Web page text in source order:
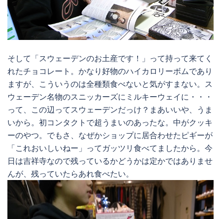
そして「スウェーデンのお土産です！」って持って来てく
れたチョコレート。かなり好物のハイカロリーボムであり
ますが、こういうのは全種類食べないと気がすまない。ス
ウェーデン名物のスニッカーズにミルキーウェイに・・・
って、この辺ってスウェーデンだっけ？まあいいや、うま
いから。初コンタクトで超うまいのあったな。中がクッキ
ーのやつ。でもさ、なぜかショップに居合わせたピギーが
「これおいしいねー」ってガッツリ食べてましたから。今
日は吉祥寺なので残っているかどうかは定かではありませ
んが、残っていたらあれ食べたい。